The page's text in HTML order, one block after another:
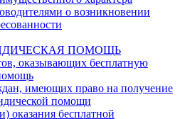
о возникновении
ПОМОЩЬ
оказывающих бесплатную
имеющих право на получение
помощи
оказания бесплатной